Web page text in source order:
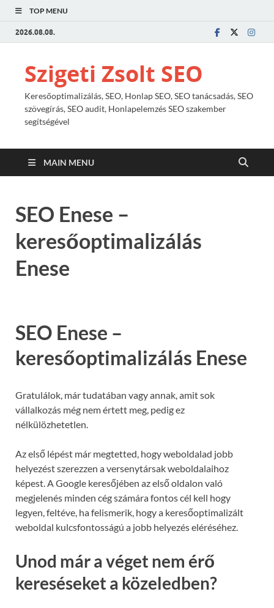
TOP MENU
2026.08.08.
Szigeti Zsolt SEO
Keresőoptimalizálás, SEO, Honlap SEO, SEO tanácsadás, SEO
szövegírás, SEO audit, Honlapelemzés SEO szakember
segítségével
MAIN MENU
SEO Enese –
keresőoptimalizálás
Enese
SEO Enese –
keresőoptimalizálás Enese
Gratulálok, már tudatában vagy annak, amit sok
vállalkozás még nem értett meg, pedig ez
nélkülözhetetlen.
Az első lépést már megtetted, hogy weboldalad jobb
helyezést szerezzen a versenytársak weboldalaihoz
képest. A Google keresőjében az első oldalon való
megjelenés minden cég számára fontos cél kell hogy
legyen, feltéve, ha felismerik, hogy a keresőoptimalizált
weboldal kulcsfontosságú a jobb helyezés eléréséhez.
Unod már a véget nem érő
kereséseket a közeledben?